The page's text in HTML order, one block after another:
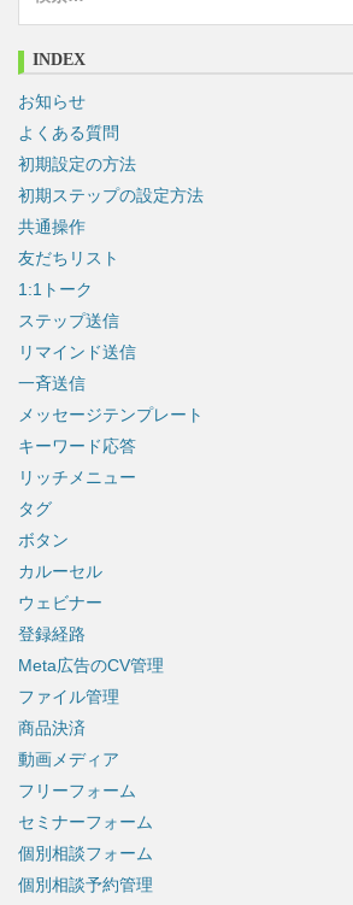
:
INDEX
お知らせ
よくある質問
初期設定の方法
初期ステップの設定方法
共通操作
友だちリスト
1:1トーク
ステップ送信
リマインド送信
一斉送信
メッセージテンプレート
キーワード応答
リッチメニュー
タグ
ボタン
カルーセル
ウェビナー
登録経路
Meta広告のCV管理
ファイル管理
商品決済
動画メディア
フリーフォーム
セミナーフォーム
個別相談フォーム
個別相談予約管理